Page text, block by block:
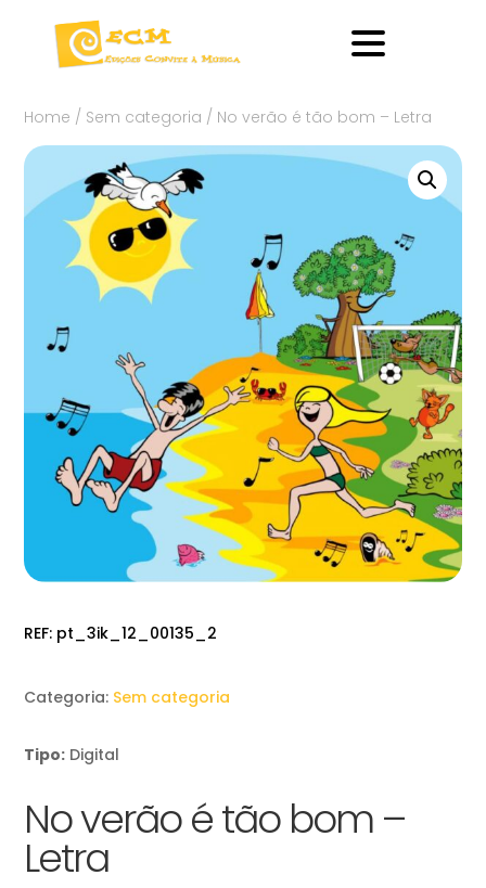
Home / Sem categoria / No verão é tão bom – Letra
REF: pt_3ik_12_00135_2
Categoria: Sem categoria
Tipo: Digital
No verão é tão bom –
Letra